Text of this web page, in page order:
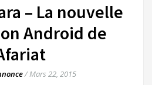
– La nouvelle
Android de
/Mars 22, 2015